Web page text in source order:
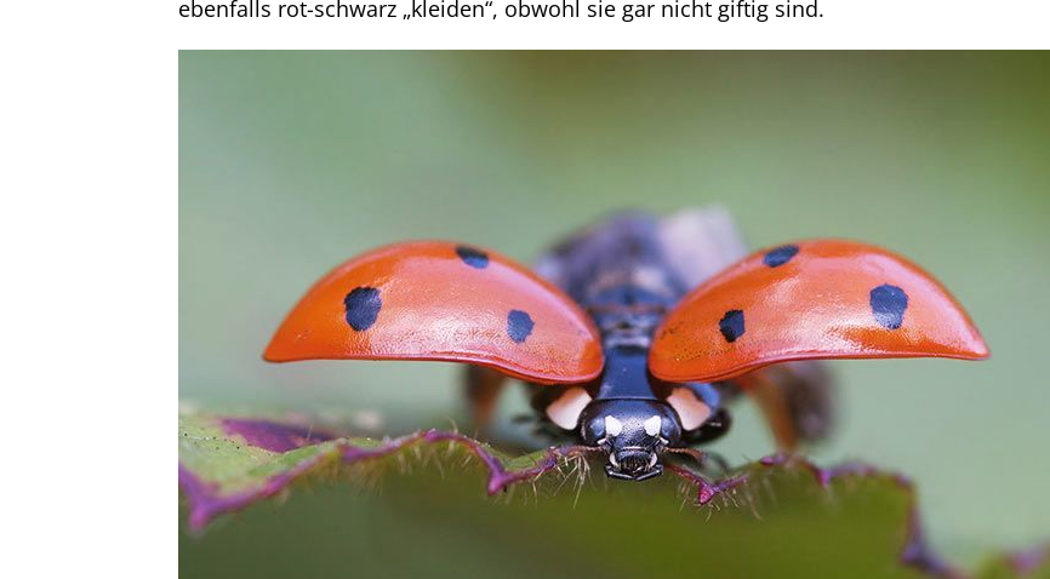
ebenfalls rot-schwarz „kleiden“, obwohl sie gar nicht giftig sind.